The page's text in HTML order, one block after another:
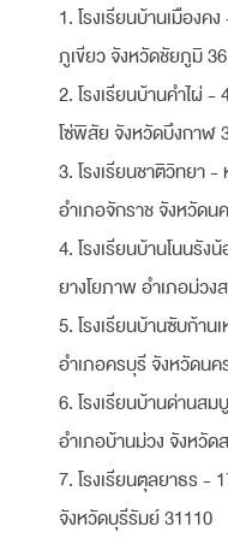
1. โรงเรียนบ้านเมือง
ภูเขียว จังหวัดชัยภูมิ
2. โรงเรียนบ้านคำไผ่
โซ่พิสัย จังหวัดบึงกาฬ
3. โรงเรียนชาติวิทยา
อำเภอจักราช จังหวัดน
4. โรงเรียนบ้านโนนรั
ยางโยภาพ อำเภอม่ว
5. โรงเรียนบ้านซับก้า
อำเภอครบุรี จังหวัดนค
6. โรงเรียนบ้านด่านส
อำเภอบ้านม่วง จังหวั
7. โรงเรียนตุลยาธร -
จังหวัดบุรีรัมย์ 31110